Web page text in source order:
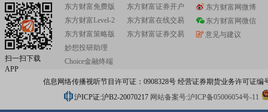
扫一扫下载
APP
东方财富免费版
东方财富Level-2
东方财富策略版
妙想投研助理
Choice金融终端
东方财富证券开户
东方财富在线交易
东方财富证券交易
东方财富网微博
东方财富网微信
意见与建议
信息网络传播视听节目许可证：0908328号 经营证券期货业务许可证编
沪ICP证:沪B2-20070217 网站备案号:沪ICP备05006054号-11